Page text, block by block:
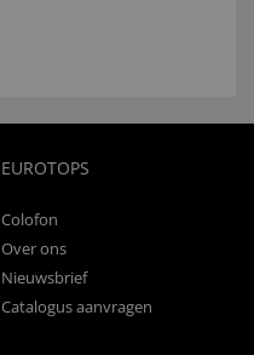
EUROTOPS
Colofon
Over ons
Nieuwsbrief
Catalogus aanvragen